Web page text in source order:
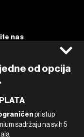
od opcija
pristup
sadržaju na svih 5
nas